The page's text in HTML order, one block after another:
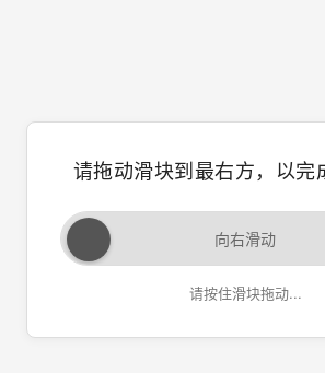
请拖动滑块到最右方，以完
向右滑动
请按住滑块拖动...